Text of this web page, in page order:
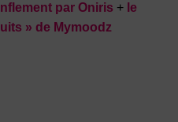
par Oniris + le
» de Mymoodz